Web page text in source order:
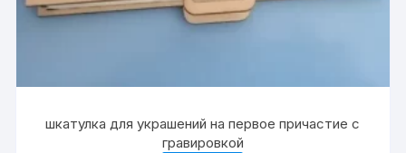
шкатулка для украшений на первое причастие с
гравировкой